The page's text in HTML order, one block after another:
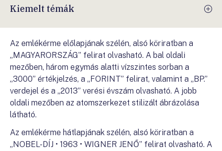
Kiemelt témák
Az emlékérme előlapjának szélén, alsó köriratban a
„MAGYARORSZÁG” felirat olvasható. A bal oldali
mezőben, három egymás alatti vízszintes sorban a
„3000” értékjelzés, a „FORINT” felirat, valamint a „BP.”
verdejel és a „2013” verési évszám olvasható. A jobb
oldali mezőben az atomszerkezet stilizált ábrázolása
látható.
Az emlékérme hátlapjának szélén, alsó köriratban a
„NOBEL-DÍJ • 1963 • WIGNER JENŐ” felirat olvasható. A